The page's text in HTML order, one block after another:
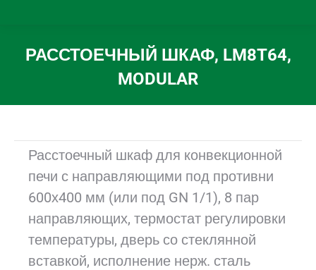
РАССТОЕЧНЫЙ ШКАФ, LM8T64,
MODULAR
Вы здесь:
Расстоечный шкаф для конвекционной
печи с направляющими под противни
600х400 мм (или под GN 1/1), 8 пар
направляющих, термостат регулировки
температуры, дверь со стеклянной
вставкой, исполнение нерж. сталь